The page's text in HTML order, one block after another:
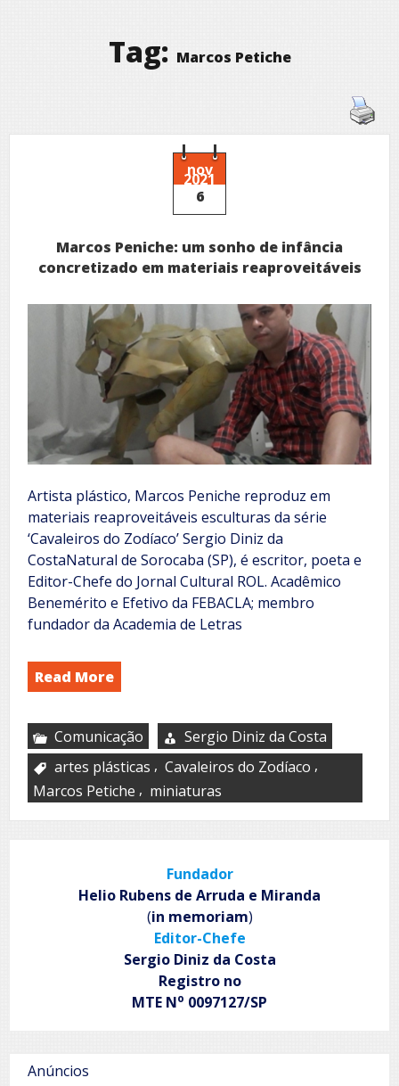
Tag: Marcos Petiche
nov
2021
6
Marcos Peniche: um sonho de infância
concretizado em materiais reaproveitáveis
Artista plástico, Marcos Peniche reproduz em
materiais reaproveitáveis esculturas da série
‘Cavaleiros do Zodíaco’ Sergio Diniz da
CostaNatural de Sorocaba (SP), é escritor, poeta e
Editor-Chefe do Jornal Cultural ROL. Acadêmico
Benemérito e Efetivo da FEBACLA; membro
fundador da Academia de Letras
Read More
Comunicação
Sergio Diniz da Costa
artes plásticas , Cavaleiros do Zodíaco ,
Marcos Petiche , miniaturas
Fundador
Helio Rubens de Arruda e Miranda
(in memoriam)
Editor-Chefe
Sergio Diniz da Costa
Registro no
MTE No 0097127/SP
Anúncios